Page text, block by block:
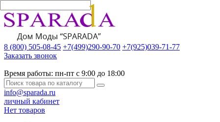
8 (800) 505-08-45 +7(499)290-90-70 +7(925)039-71-77
Заказать звонок
Время работы: пн-пт с 9:00 до 18:00
info@sparada.ru
личный кабинет
Нет товаров